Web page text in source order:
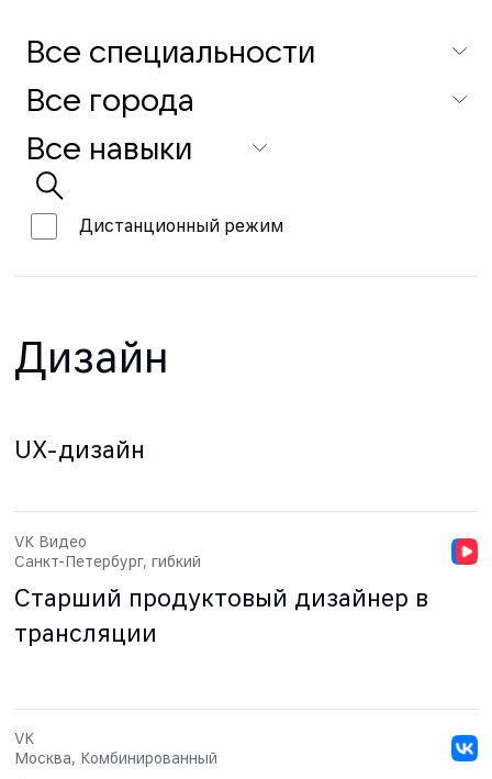
Дистанционный режим
Дизайн
UX-дизайн
Старший продуктовый дизайнер в
трансляции
VK Видео
Санкт-Петербург, гибкий
VK
Москва, Комбинированный